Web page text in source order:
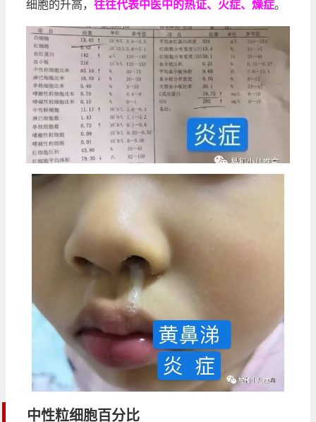
细胞的升高， 往往代表中医中的热证、火症、燥症。
中性粒细胞百分比